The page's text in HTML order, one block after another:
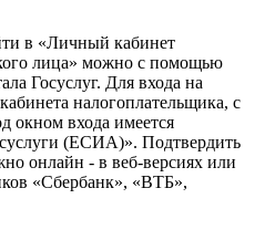
в «Личный кабинет
лица» можно с помощью
Госуслуг. Для входа на
налогоплательщика, с
окном входа имеется
(ЕСИА)». Подтвердить
онлайн - в веб-версиях или
«Сбербанк», «ВТБ»,